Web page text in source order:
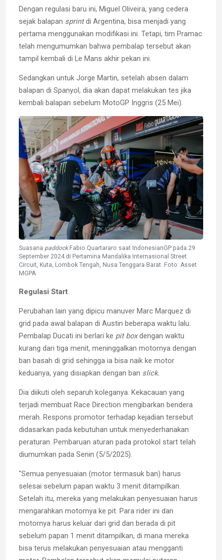
Dengan regulasi baru ini, Miguel Oliveira, yang cedera
sejak balapan sprintdi Argentina, bisa menjadi yang
pertama menggunakan modifikasi ini. Tetapi, tim Pramac
telah mengumumkan bahwa pembalap tersebut akan
tampil kembali di Le Mans akhir pekan ini.
Sedangkan untuk Jorge Martin, setelah absen dalam
balapan di Spanyol, dia akan dapat melakukan tes jika
kembali balapan sebelum MotoGP Inggris (25 Mei).
Suasana paddockFabio Quartararo saat IndonesianGP pada 29
September 2024 di Pertamina Mandalika Internasional Street
Circuit, Kuta, Lombok Tengah, Nusa Tenggara Barat. Foto: Asset
MGPA
Regulasi Start
Perubahan lain yang dipicu manuver Marc Marquez di
grid pada awal balapan di Austin beberapa waktu lalu.
Pembalap Ducati ini berlari ke pit boxdengan waktu
kurang dari tiga menit, meninggalkan motornya dengan
ban basah di grid sehingga ia bisa naik ke motor
keduanya, yang disiapkan dengan ban slick.
Dia diikuti oleh separuh koleganya. Kekacauan yang
terjadi membuat Race Direction mengibarkan bendera
merah. Respons promotor terhadap kejadian tersebut
didasarkan pada kebutuhan untuk menyederhanakan
peraturan. Pembaruan aturan pada protokol start telah
diumumkan pada Senin (5/5/2025).
"Semua penyesuaian (motor termasuk ban) harus
selesai sebelum papan waktu 3 menit ditampilkan.
Setelah itu, mereka yang melakukan penyesuaian harus
mengarahkan motornya ke pit. Para rider ini dan
motornya harus keluar dari grid dan berada di pit
sebelum papan 1 menit ditampilkan, di mana mereka
bisa terus melakukan penyesuaian atau mengganti